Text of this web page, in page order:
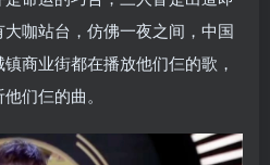
咖站台，仿佛一夜之间，中国
商业街都在播放他们仨的歌，
们仨的曲。